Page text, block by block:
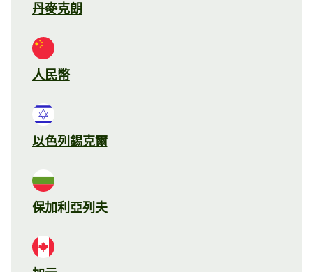
丹麥克朗
人民幣
以色列錫克爾
保加利亞列夫